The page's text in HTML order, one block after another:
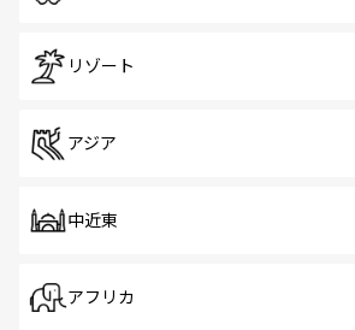
リゾート
アジア
中近東
アフリカ